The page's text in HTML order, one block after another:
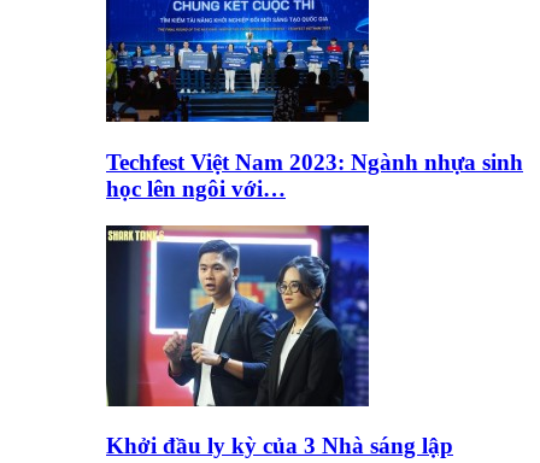
Techfest Việt Nam 2023: Ngành nhựa sinh
học lên ngôi với…
Khởi đầu ly kỳ của 3 Nhà sáng lập